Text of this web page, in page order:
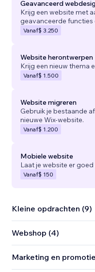
Geavanceerd
Krijg een website met
geavanceerde functies
Vanaf$ 3.250
Website herontwerpen
Krijg een nieuw thema
Vanaf$ 1.500
Website migreren
Gebruik je bestaande
nieuwe Wix-website.
Vanaf$ 1.200
Mobiele website
Laat je website er
Vanaf$ 150
Kleine opdrachten (9)
Webshop (4)
Marketing en